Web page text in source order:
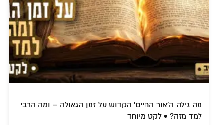
מה גילה ה'אור החיים' הקדוש על זמן הגאולה – ומה הרבי
למד מזה? • לקט מיוחד